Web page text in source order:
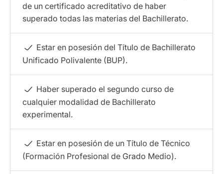
de un certificado acreditativo de haber
superado todas las materias del Bachillerato.
Estar en posesión del Título de Bachillerato
Unificado Polivalente (BUP).
Haber superado el segundo curso de
cualquier modalidad de Bachillerato
experimental.
Estar en posesión de un Título de Técnico
(Formación Profesional de Grado Medio).